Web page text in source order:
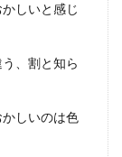
わせる！フー
しいと感じ
、割と知ら
しいのは色